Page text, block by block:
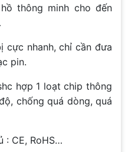
thông minh cho đến
cực nhanh, chỉ cần đưa
pin.
hợp 1 loạt chip thông
chống quá dòng, quá
: CE, RoHS…